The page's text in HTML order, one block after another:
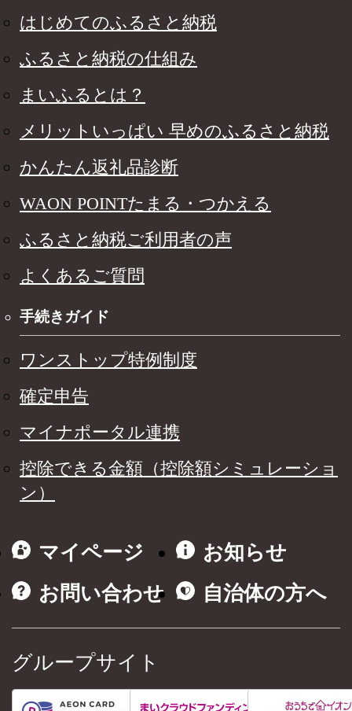
はじめてのふるさと納税
ふるさと納税の仕組み
まいふるとは？
メリットいっぱい 早めのふるさと納税
かんたん返礼品診断
WAON POINTたまる・つかえる
ふるさと納税ご利用者の声
よくあるご質問
手続きガイド
ワンストップ特例制度
確定申告
マイナポータル連携
控除できる金額（控除額シミュレーショ
ン）
マイページ
お知らせ
お問い合わせ
自治体の方へ
グループサイト